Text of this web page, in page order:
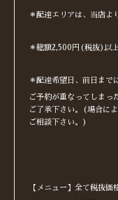
＊配達エリアは、当店よ
＊総額2,500円(税抜)以上
＊配達希望日、前日ま
ご予約が重なってしまっ
ご了承下さい。(場合に
ご相談下さい。)
【メニュー】全て税抜価